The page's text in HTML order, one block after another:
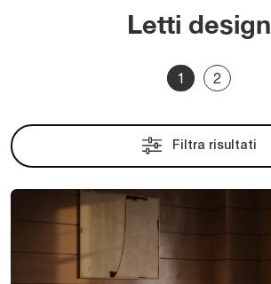
Letti design
1 2
Filtra risultati